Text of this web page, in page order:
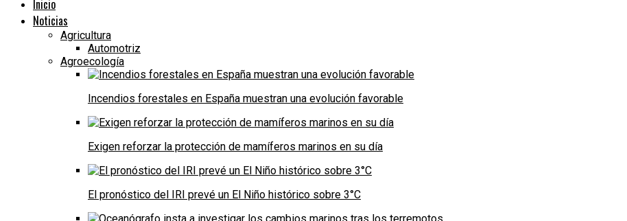
Inicio
Noticias
Agricultura
Automotriz
Agroecología
Incendios forestales en España muestran una evolución favorable
Exigen reforzar la protección de mamíferos marinos en su día
El pronóstico del IRI prevé un El Niño histórico sobre 3°C